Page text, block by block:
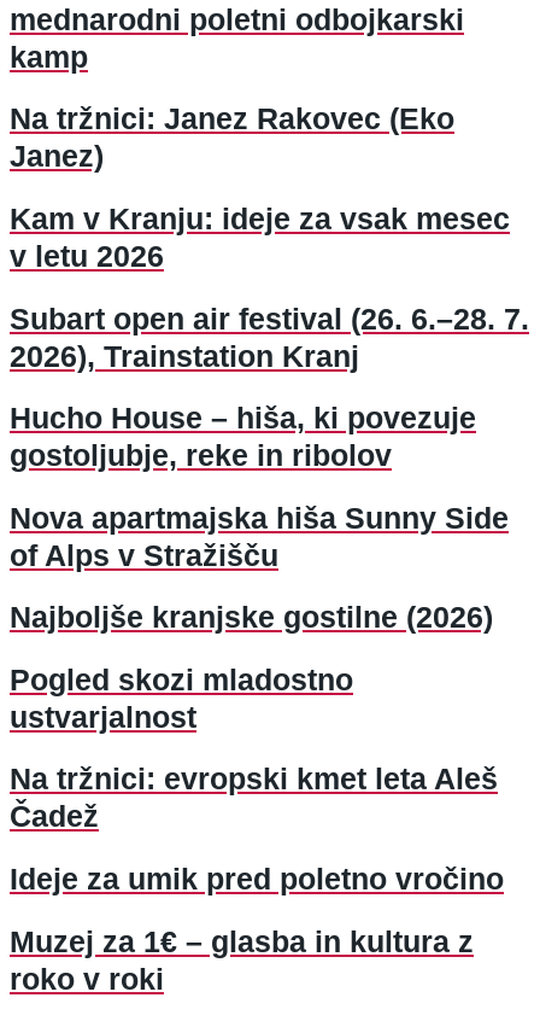
mednarodni poletni odbojkarski
kamp
Na tržnici: Janez Rakovec (Eko
Janez)
Kam v Kranju: ideje za vsak mesec
v letu 2026
Subart open air festival (26. 6.–28. 7.
2026), Trainstation Kranj
Hucho House – hiša, ki povezuje
gostoljubje, reke in ribolov
Nova apartmajska hiša Sunny Side
of Alps v Stražišču
Najboljše kranjske gostilne (2026)
Pogled skozi mladostno
ustvarjalnost
Na tržnici: evropski kmet leta Aleš
Čadež
Ideje za umik pred poletno vročino
Muzej za 1€ – glasba in kultura z
roko v roki